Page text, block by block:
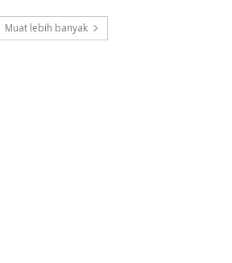
Muat lebih banyak